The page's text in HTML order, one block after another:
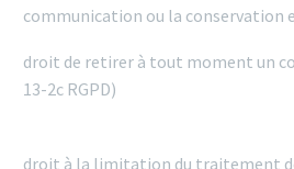
communication ou la conservation
droit de retirer à tout moment un
13-2c RGPD)
droit à la limitation du traitement